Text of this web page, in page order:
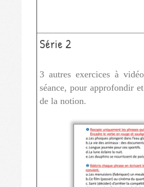
Série 2
3 autres exercices à
séance, pour approfondir
de la notion.